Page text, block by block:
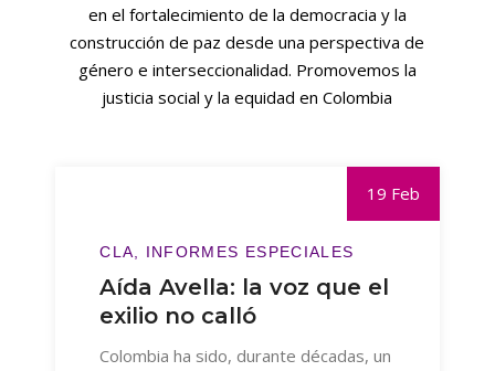
en el fortalecimiento de la democracia y la
construcción de paz desde una perspectiva de
género e interseccionalidad. Promovemos la
justicia social y la equidad en Colombia
19 Feb
CLA INFORMES ESPECIALES
Aída Avella: la voz que el
exilio no calló
Colombia ha sido, durante décadas, un